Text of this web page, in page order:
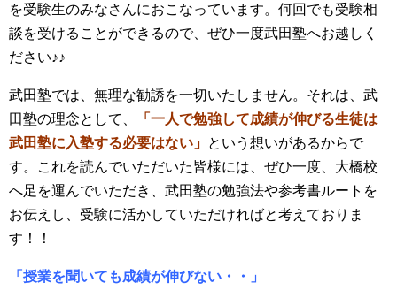
を受験生のみなさんにおこなっています。何回でも受験相
談を受けることができるので、ぜひ一度武田塾へお越しく
ださい♪♪
武田塾では、無理な勧誘を一切いたしません。それは、武
田塾の理念として、
「一人で勉強して成績が伸びる生徒は
武田塾に入塾する必要はない」 という想いがあるからで
す。これを読んでいただいた皆様には、ぜひ一度、大橋校
へ足を運んでいただき、武田塾の勉強法や参考書ルートを
お伝えし、受験に活かしていただければと考えておりま
す！！
「授業を聞いても成績が伸びない・・」